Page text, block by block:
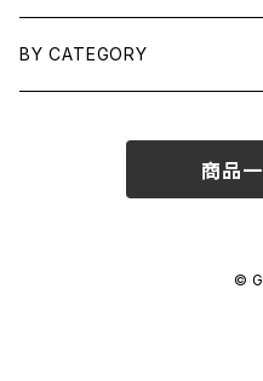
SHIRTS
OUTERWEAR
TOPS
BY CATEGORY
商品
©